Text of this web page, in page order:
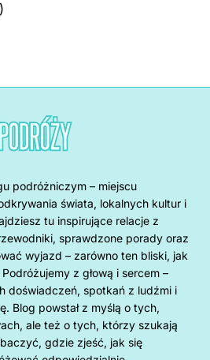
podróżniczym – miejscu
świata, lokalnych kultur i
tu inspirujące relacje z
sprawdzone porady oraz
wyjazd – zarówno ten bliski, jak
z głową i sercem –
doświadczeń, spotkań z ludźmi i
Blog powstał z myślą o tych,
ale też o tych, którzy szukają
gdzie zjeść, jak się